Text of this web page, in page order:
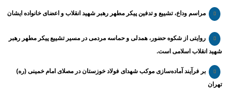
مراسم وداع، تشییع و تدفین پیکر مطهر رهبر شهید انقلاب و اعضای خانواده ایشان
روایتی از شکوه حضور، همدلی و حماسه مردمی در مسیر تشییع پیکر مطهر رهبر
شهید انقلاب اسلامی است.
بر فرآیند آماده‌سازی موکب شهدای فولاد خوزستان در مصلای امام خمینی (ره)
تهران